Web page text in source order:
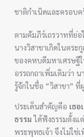
ชาติกำเนิดและครอบค
ตามคัมภีร์เถรวาทที่ย่
นางวิสาขาเกิดในตร
ของคหบดีมหาเศรษฐี
อรรถกถาเพิ่มเติมว่า
รู้จักในชื่อ “วิสาขา”
ประเด็นสำคัญคือ เธ
ธรรม ได้ฟังธรรมตั้งแ
พระพุทธเจ้า จึงไม่ใช่